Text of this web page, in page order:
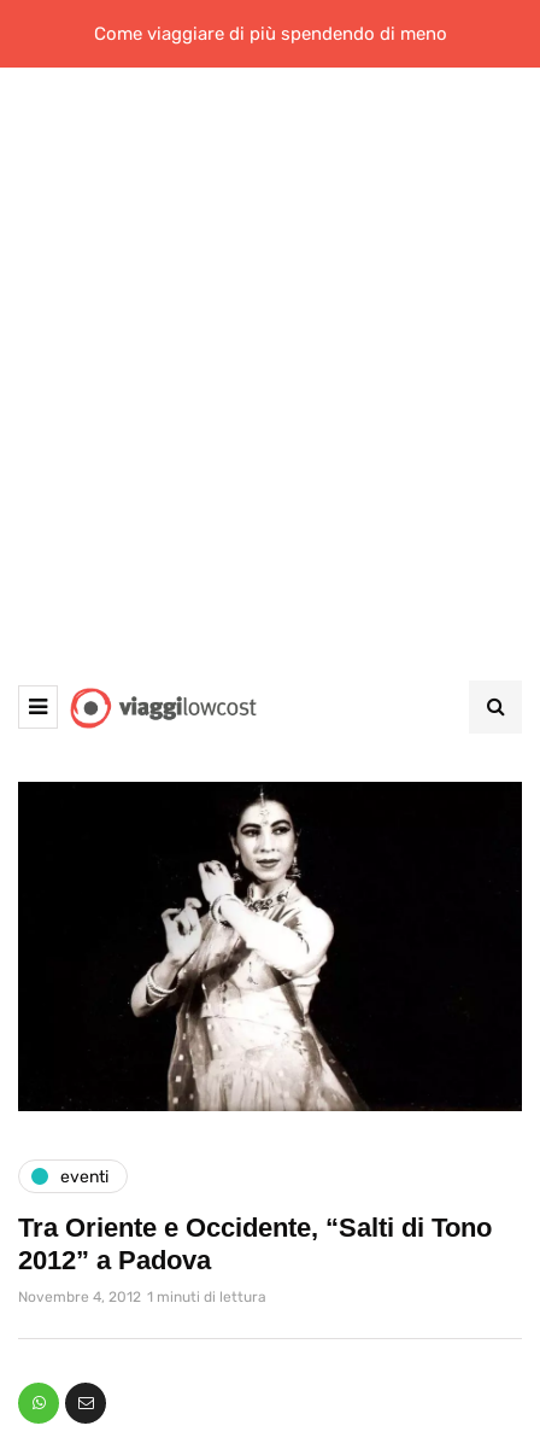
Come viaggiare di più spendendo di meno
eventi
Tra Oriente e Occidente, “Salti di Tono
2012” a Padova
Novembre 4, 2012 1 minuti di lettura